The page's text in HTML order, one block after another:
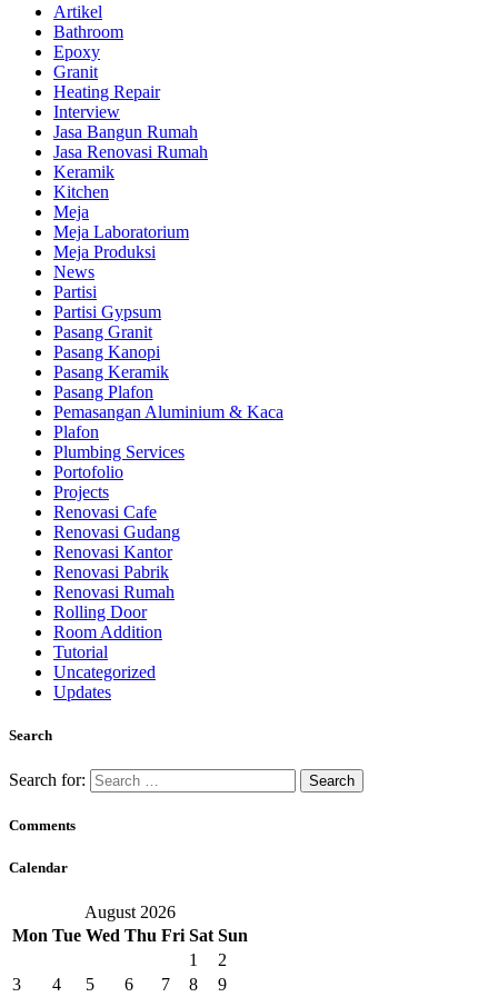
Artikel
Bathroom
Epoxy
Granit
Heating Repair
Interview
Jasa Bangun Rumah
Jasa Renovasi Rumah
Keramik
Kitchen
Meja
Meja Laboratorium
Meja Produksi
News
Partisi
Partisi Gypsum
Pasang Granit
Pasang Kanopi
Pasang Keramik
Pasang Plafon
Pemasangan Aluminium & Kaca
Plafon
Plumbing Services
Portofolio
Projects
Renovasi Cafe
Renovasi Gudang
Renovasi Kantor
Renovasi Pabrik
Renovasi Rumah
Rolling Door
Room Addition
Tutorial
Uncategorized
Updates
Search
Search for:
Comments
Calendar
August 2026
Mon Tue Wed Thu Fri Sat Sun
1
2
3
4 5 6 7 8
9